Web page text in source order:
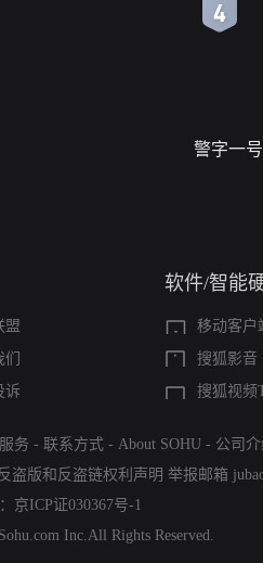
警字一号
盟
诉
软件/智能
移动客户
搜狐影音
搜狐视频
务 - 联系方式 - About SOHU - 公司介
盗版和反盗链权利声明 举报邮箱
京ICP证030367号-1
Inc.All Rights Reserved.